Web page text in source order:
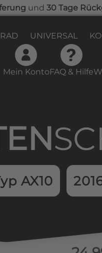
und 30 Tage
UNIVERSAL
Mein KontoFAQ & Hilfe
AX10